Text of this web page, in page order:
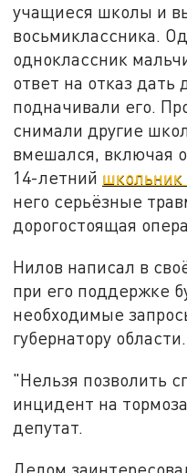
учащиеся школы и
восьмиклассника.
одноклассник
ответ на отказ
подначивали его.
снимали другие
вмешался, включая
14-летний школьник
него серьёзные
дорогостоящая
Нилов написал в
при его поддержке
необходимые
губернатору области.
"Нельзя позволить
инцидент на
депутат.
Делом